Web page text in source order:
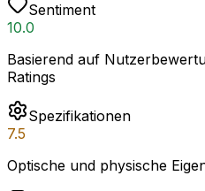
Sentiment
10.0
Basierend auf
Ratings
Spezifikationen
7.5
Optische und physische